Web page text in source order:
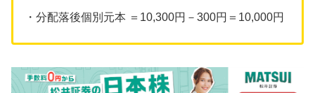
・分配落後個別元本 ＝10,300円－300円＝10,000円